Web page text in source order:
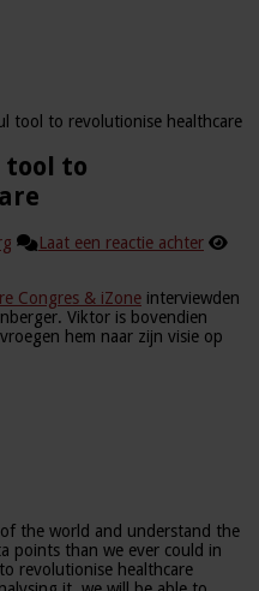
tool to revolutionise healthcare
tool to
Laat een reactie achter
Congres & iZone interviewden
Viktor is bovendien
hem naar zijn visie op
the world and understand the
points than we ever could in
revolutionise healthcare